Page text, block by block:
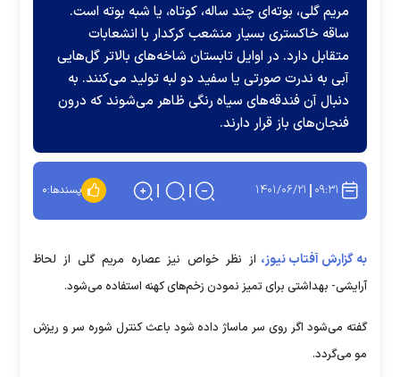
مریم گلی، بوته‌ای چند ساله، کوتاه، یا شبه بوته است.
ساقه خاکستری بسیار منشعب کرکدار با انشعابات
متقابل دارد. در اوایل تابستان شاخه‌های بالاتر گل‌هایی
آبی به ندرت صورتی یا سفید دو لبه تولید می‌کنند. به
دنبال آن فندقه‌های سیاه رنگی ظاهر می‌شوند که درون
فنجان‌های باز قرار دارند.
۰۹:۳۱ ۱۴۰۱/۰۶/۲۱ پسندها:۰
به گزارش آفتاب نیوز، از نظر خواص نیز عصاره مریم گلی از لحاظ
آرایشی- بهداشتی برای تمیز نمودن زخم‌های کهنه استفاده می‌شود.
گفته می‌شود اگر روی سر ماساژ داده شود باعث کنترل شوره سر و ریزش
مو می‌گردد.